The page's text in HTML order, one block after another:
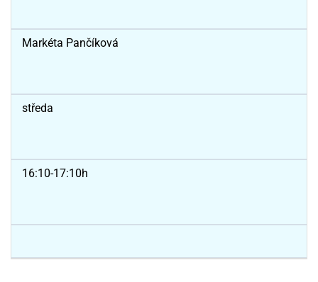
Markéta Pančíková
středa
16:10-17:10h